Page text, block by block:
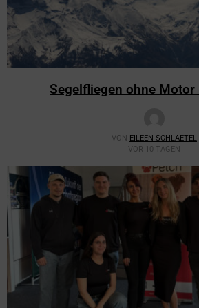
Segelfliegen ohne
VON EILEEN SCHLAETEL
VOR 10 TAGEN